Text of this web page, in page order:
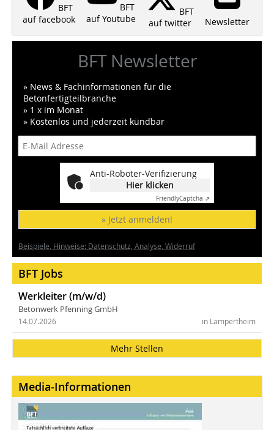
BFT
auf facebook
BFT
auf Youtube
BFT
auf twitter
Newsletter
BFT Newsletter
» News & Fachinformationen für die
Betonfertigteilbranche
» 1 x im Monat
» Kostenlos und jederzeit kündbar
Anti-Roboter-Verifizierung
Hier klicken
FriendlyCaptcha ⇗
» Jetzt anmelden!
Beispiele, Hinweise: Datenschutz, Analyse, Widerruf
BFT Jobs
Werkleiter (m/w/d)
Betonwerk Pfenning GmbH
in Lampertheim
14.07.2026
Mehr Stellen
Media-Informationen